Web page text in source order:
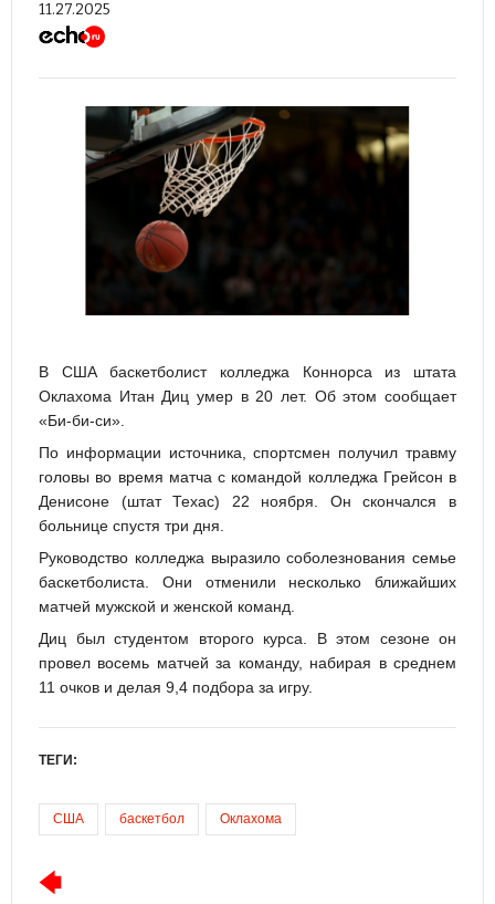
11.27.2025
В США баскетболист колледжа Коннорса из штата
Оклахома Итан Диц умер в 20 лет. Об этом сообщает
«Би-би-си».
По информации источника, спортсмен получил травму
головы во время матча с командой колледжа Грейсон в
Денисоне (штат Техас) 22 ноября. Он скончался в
больнице спустя три дня.
Руководство колледжа выразило соболезнования семье
баскетболиста. Они отменили несколько ближайших
матчей мужской и женской команд.
Диц был студентом второго курса. В этом сезоне он
провел восемь матчей за команду, набирая в среднем
11 очков и делая 9,4 подбора за игру.
ТЕГИ:
США баскетбол Оклахома